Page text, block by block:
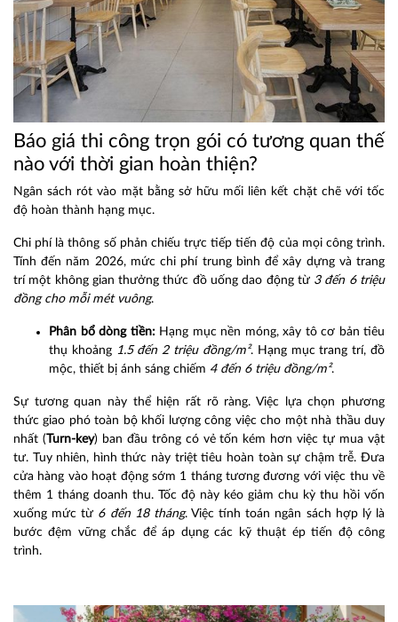
Báo giá thi công trọn gói có tương quan thế
nào với thời gian hoàn thiện?
Ngân sách rót vào mặt bằng sở hữu mối liên kết chặt chẽ với tốc
độ hoàn thành hạng mục.
Chi phí là thông số phản chiếu trực tiếp tiến độ của mọi công trình.
Tính đến năm 2026, mức chi phí trung bình để xây dựng và trang
trí một không gian thưởng thức đồ uống dao động từ 3 đến 6 triệu
đồng cho mỗi mét vuông.
Phân bổ dòng tiền:Hạng mục nền móng, xây tô cơ bản tiêu
thụ khoảng 1.5 đến 2 triệu đồng/m². Hạng mục trang trí, đồ
mộc, thiết bị ánh sáng chiếm 4 đến 6 triệu đồng/m².
Sự tương quan này thể hiện rất rõ ràng. Việc lựa chọn phương
thức giao phó toàn bộ khối lượng công việc cho một nhà thầu duy
nhất (Turn-key) ban đầu trông có vẻ tốn kém hơn việc tự mua vật
tư. Tuy nhiên, hình thức này triệt tiêu hoàn toàn sự chậm trễ. Đưa
cửa hàng vào hoạt động sớm 1 tháng tương đương với việc thu về
thêm 1 tháng doanh thu. Tốc độ này kéo giảm chu kỳ thu hồi vốn
xuống mức từ 6 đến 18 tháng. Việc tính toán ngân sách hợp lý là
bước đệm vững chắc để áp dụng các kỹ thuật ép tiến độ công
trình.